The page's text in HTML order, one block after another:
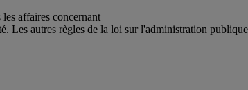
affaires concernant
autres règles de la loi sur l'administration